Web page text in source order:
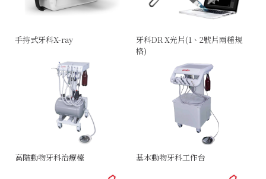
手持式牙科X-ray
牙科DR X光片(1、2號片兩種規
格)
高階動物牙科治療檯 基本動物牙科工作台